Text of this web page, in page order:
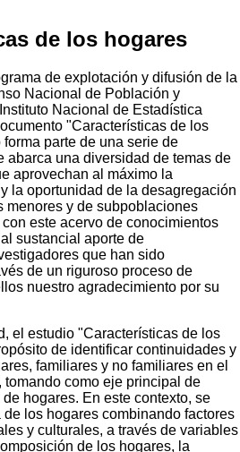
urbana-rural) e intercultural.
entre hombres y
QR:
de los hogares
de explotación y difusión de la
Nacional de Población y
Nacional de Estadística
"Características de los
parte de una serie de
una diversidad de temas de
aprovechan al máximo la
la oportunidad de la desagregación
menores y de subpoblaciones
este acervo de conocimientos
sustancial aporte de
que han sido
de un riguroso proceso de
nuestro agradecimiento por su